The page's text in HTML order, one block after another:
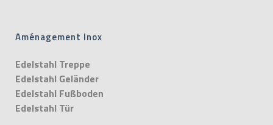
Aménagement Inox
Edelstahl Treppe
Edelstahl Geländer
Edelstahl Fußboden
Edelstahl Tür